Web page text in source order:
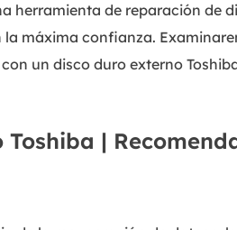
herramienta de reparación de
máxima confianza.
un disco duro externo
|